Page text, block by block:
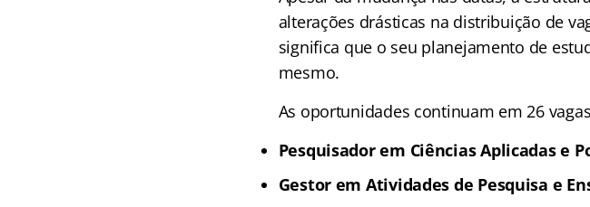
alterações drásticas na distribuição de
significa que o seu planejamento de
mesmo.
As oportunidades continuam em 26
Pesquisador em Ciências Aplicadas e
Gestor em Atividades de Pesquisa e